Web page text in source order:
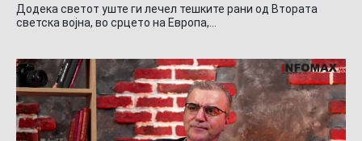
Додека светот уште ги лечел тешките рани од Втората
светска војна, во срцето на Европа,…